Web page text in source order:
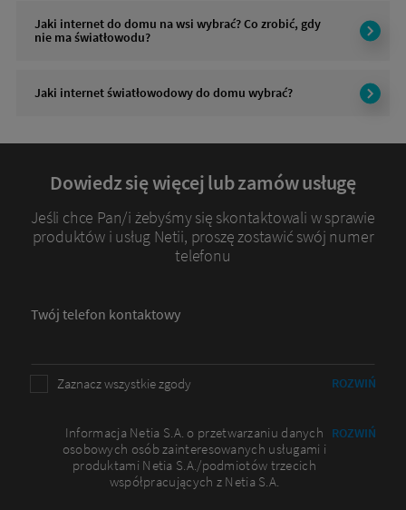
Jaki internet do domu na wsi wybrać? Co zrobić, gdy
nie ma światłowodu?
Jaki internet światłowodowy do domu wybrać?
Dowiedz się więcej lub zamów usługę
Jeśli chce Pan/i żebyśmy się skontaktowali w sprawie
produktów i usług Netii, proszę zostawić swój numer
telefonu
Twój telefon kontaktowy
Zaznacz wszystkie zgody ROZWIŃ
Informacja Netia S.A. o przetwarzaniu danych
osobowych osób zainteresowanych usługami i
produktami Netia S.A./podmiotów trzecich
współpracujących z Netia S.A.
ROZWIŃ